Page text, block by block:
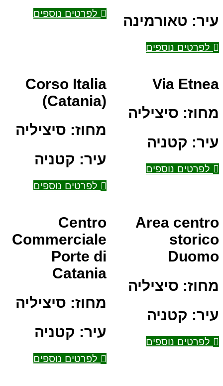
עיר: טאורמינה
לפרטים נוספים
לפרטים נוספים
Via Etnea
מחוז: סיציליה
עיר: קטניה
לפרטים נוספים
Corso Italia
(Catania)
מחוז: סיציליה
עיר: קטניה
לפרטים נוספים
Area centro
storico
Duomo
מחוז: סיציליה
עיר: קטניה
לפרטים נוספים
Centro
Commerciale
Porte di
Catania
מחוז: סיציליה
עיר: קטניה
לפרטים נוספים